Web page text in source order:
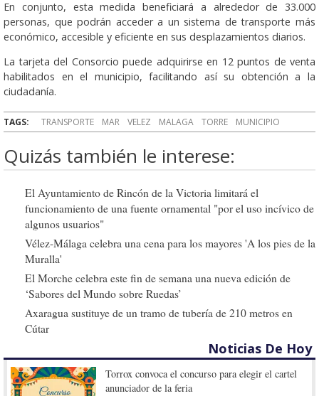
En conjunto, esta medida beneficiará a alrededor de 33.000
personas, que podrán acceder a un sistema de transporte más
económico, accesible y eficiente en sus desplazamientos diarios.
La tarjeta del Consorcio puede adquirirse en 12 puntos de venta
habilitados en el municipio, facilitando así su obtención a la
ciudadanía.
TAGS: TRANSPORTE MAR VELEZ MALAGA TORRE MUNICIPIO
Quizás también le interese:
El Ayuntamiento de Rincón de la Victoria limitará el
funcionamiento de una fuente ornamental "por el uso incívico de
algunos usuarios"
Vélez-Málaga celebra una cena para los mayores 'A los pies de la
Muralla'
El Morche celebra este fin de semana una nueva edición de
‘Sabores del Mundo sobre Ruedas’
Axaragua sustituye de un tramo de tubería de 210 metros en
Cútar
Noticias De Hoy
Torrox convoca el concurso para elegir el cartel
anunciador de la feria